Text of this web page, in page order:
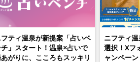
フティ温泉が新提案「占いベ
チ」スタート！温泉×占いで
がりに、こころもスッキリ
ニフティ
選択！Xフ
ャンペーン